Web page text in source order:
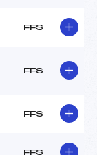
FFS
FFS
FFS
FFS